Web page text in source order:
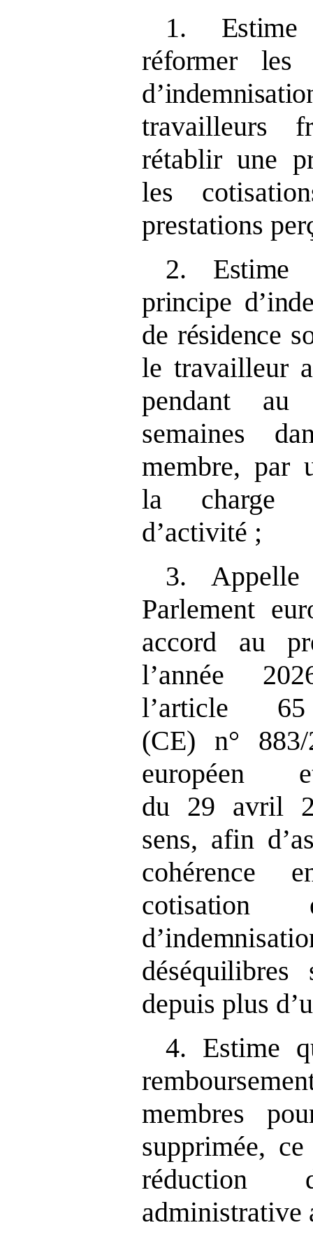
1.
réformer les
travailleurs
rétablir une
les
prestations
2.
Estime
principe
de résidence
le travailleur
pendant au
semaines
membre, par
la charge
d’activité ;
3.
Parlement
accord au
l’année
l’article
(CE) n° 883/
du 29 avril
sens, afin
déséquilibres
depuis plus
4. Estime
membres
supprimée,
administrative